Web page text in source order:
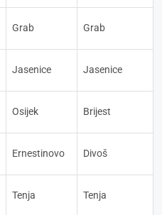
Grab Grab
Jasenice Jasenice
Osijek Brijest
Ernestinovo Divoš
Tenja Tenja